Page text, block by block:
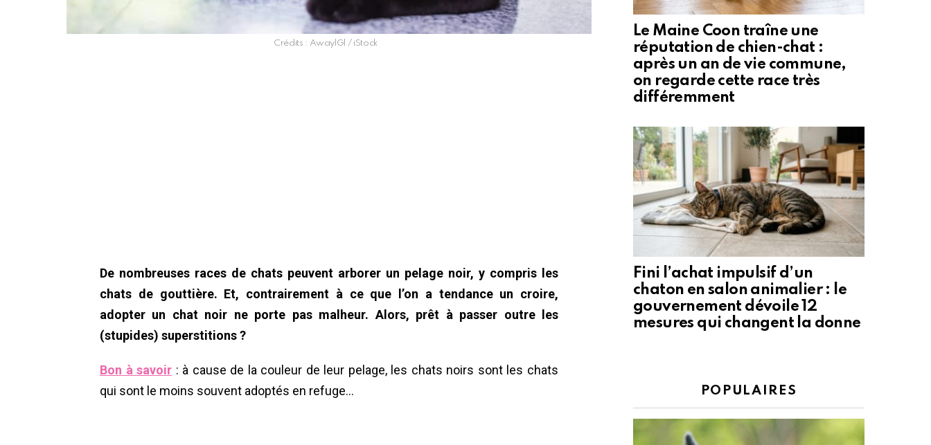
Crédits : AwaylGl / iStock
De nombreuses races de chats peuvent arborer un pelage noir, y compris les
chats de gouttière. Et, contrairement à ce que l’on a tendance un croire,
adopter un chat noir ne porte pas malheur. Alors, prêt à passer outre les
(stupides) superstitions ?
Bon à savoir : à cause de la couleur de leur pelage, les chats noirs sont les chats
qui sont le moins souvent adoptés en refuge…
Le Maine Coon traîne une
réputation de chien-chat :
après un an de vie commune,
on regarde cette race très
différemment
Fini l’achat impulsif d’un
chaton en salon animalier : le
gouvernement dévoile 12
mesures qui changent la donne
POPULAIRES